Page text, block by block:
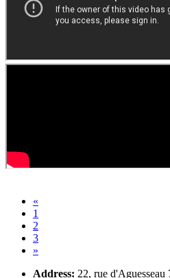
«
1
2
3
»
Address: 22, rue d'Aguesseau